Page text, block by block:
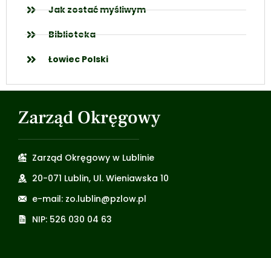
Jak zostać myśliwym
Biblioteka
Łowiec Polski
Zarząd Okręgowy
Zarząd Okręgowy w Lublinie
20-071 Lublin, Ul. Wieniawska 10
e-mail: zo.lublin@pzlow.pl
NIP: 526 030 04 63